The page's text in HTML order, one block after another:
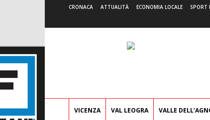
CRONACA ATTUALITÀ ECONOMIA LOCALE SPORT
VICENZA VAL LEOGRA VALLE